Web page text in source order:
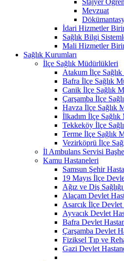
Mevzuat
İdari Hizmetler
Sağlık Bilgi
Mali Hizmetler
Sağlık Kurumları
İlçe Sağlık Müdürlükleri
Atakum İlçe
Bafra İlçe Sağlık
Canik İlçe Sağlık
Çarşamba İlçe
Havza İlçe Sağlık
İlkadım İlçe
Tekkeköy İlçe
Terme İlçe Sağlık
Vezirköprü İlçe
İl Ambulans Servisi
Kamu Hastaneleri
Samsun Şehir
19 Mayıs İlçe
Ağız ve Diş
Alaçam Devlet
Asarcık İlçe Devlet
Ayvacık Devlet
Bafra Devlet
Çarşamba Devlet
Fiziksel Tıp ve
Gazi Devlet